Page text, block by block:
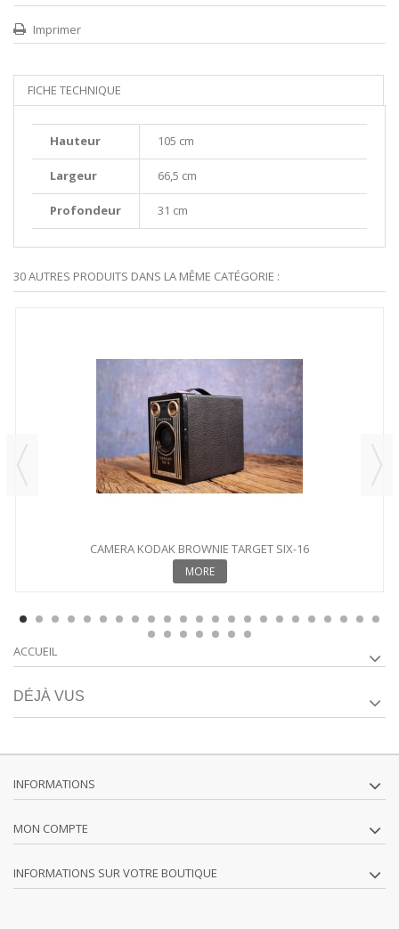
Imprimer
FICHE TECHNIQUE
Hauteur 105 cm
Largeur 66,5 cm
Profondeur 31 cm
30 AUTRES PRODUITS DANS LA MÊME CATÉGORIE :
CAMERA KODAK BROWNIE TARGET SIX-16
MORE
ACCUEIL
DÉJÀ VUS
INFORMATIONS
MON COMPTE
INFORMATIONS SUR VOTRE BOUTIQUE